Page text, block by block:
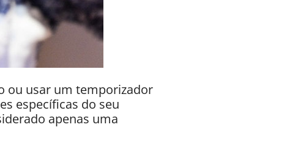
ou usar um temporizador
específicas do seu
apenas uma